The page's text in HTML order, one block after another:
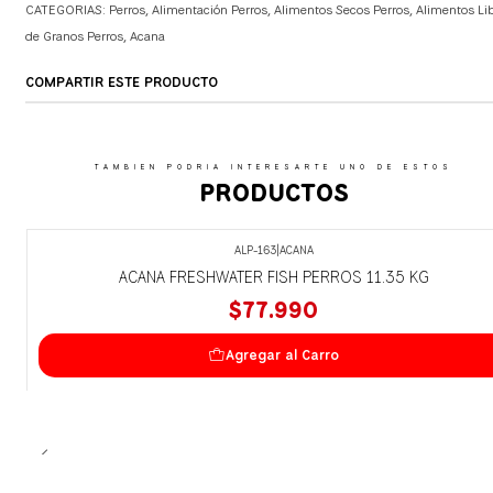
CATEGORIAS: Perros,Alimentación Perros,Alimentos Secos Perros,Alimentos
de Granos Perros,Acana
COMPARTIR ESTE PRODUCTO
TAMBIEN PODRIA INTERESARTE UNO DE ESTOS
PRODUCTOS
ALP-163| ACANA
ACANA FRESHWATER FISH PERROS 11.35 KG
$77.990
Agregar al Carro